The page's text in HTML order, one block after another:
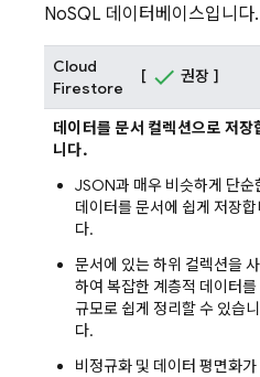
NoSQL 데이터베이스입니다.
Cloud
Firestore
[ 권장 ]
데이터를 문서 컬렉션으로 저장
니다.
JSON과 매우 비슷하게 단순
데이터를 문서에 쉽게 저장합
다.
문서에 있는 하위 컬렉션을
하여 복잡한 계층적 데이터를
규모로 쉽게 정리할 수 있습니
다.
비정규화 및 데이터 평면화가